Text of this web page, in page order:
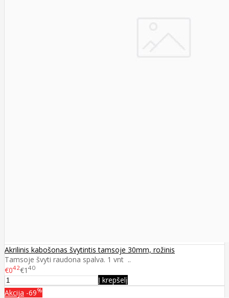
Akrilinis kabošonas švytintis tamsoje 30mm, rožinis
Tamsoje švyti raudona spalva. 1 vnt ..
€042€1 40
Į krepšelį
Akcija -69%